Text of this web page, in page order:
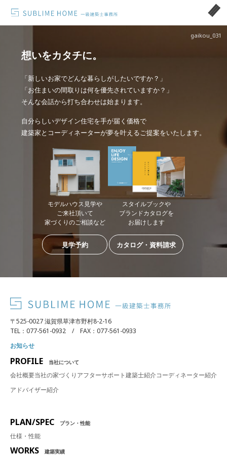
gaikou_031
想いをカタチに。
「新しいお家でどんな暮らしがしたいですか？」
「お住まいの間取りは何を優先されていますか？」
そんな会話から打ち合わせは始まります。
自分らしいデザイン住宅を手が届く価格で
建築家とコーディネーターが夢を叶えるご提案をいたします。
モデルハウス見学や
ご来社頂いて
家づくりのご相談など
見学予約
スタイルブックや
ブランドカタログを
お届けします
カタログ・資料請求
〒525-0027 滋賀県草津市野村8-2-16
TEL：077-561-0932 / FAX：077-561-0933
お知らせ
PROFILE 当社について
会社概要当社の家づくり アフターサポート建築士紹介コーディネーター紹介
アドバイザー紹介
PLAN/SPEC プラン・性能
仕様・性能
WORKS 建築実績